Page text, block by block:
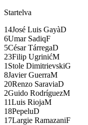
Startelva
14José Luis GayàD
6Umar SadiqF
5César TárregaD
23Filip UgrinićM
1 Stole DimitrievskiG
8Javier GuerraM
20Renzo SaraviaD
2Guido RodríguezM
11Luis RiojaM
18PepeluD
17Largie RamazaniF